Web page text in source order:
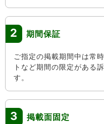
2 期間保証
ご指定の掲載期間中は常
トなど期間の限定がある
す。
3 掲載面固定